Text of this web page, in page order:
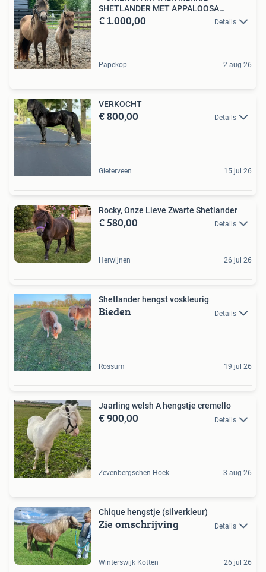
SHETLANDER MET APPALOOSA
VEULEN**
€ 1.000,00 Details
Papekop 2 aug 26
VERKOCHT
€ 800,00 Details
Gieterveen 15 jul 26
Rocky, Onze Lieve Zwarte Shetlander
€ 580,00 Details
Herwijnen 26 jul 26
Shetlander hengst voskleurig
Bieden Details
Rossum 19 jul 26
Jaarling welsh A hengstje cremello
€ 900,00 Details
Zevenbergschen Hoek 3 aug 26
Chique hengstje (silverkleur)
Zie omschrijving Details
Winterswijk Kotten 26 jul 26